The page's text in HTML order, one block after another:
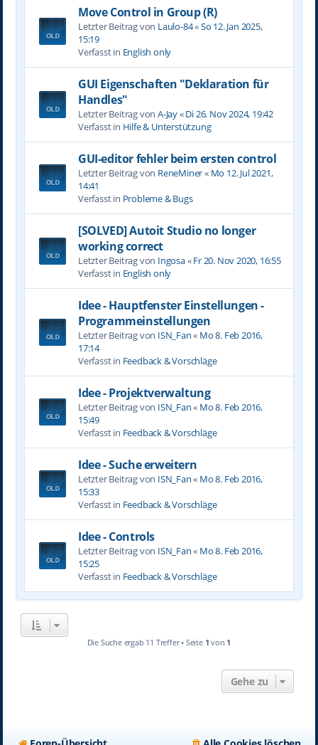
Move Control in Group (R)
Letzter Beitrag von Laulo-84«So 12. Jan 2025,
15:19
Verfasst in English only
GUI Eigenschaften "Deklaration für
Handles"
Letzter Beitrag von A-Jay«Di 26. Nov 2024, 19:42
Verfasst in Hilfe & Unterstützung
GUI-editor fehler beim ersten control
Letzter Beitrag von ReneMiner« Mo 12. Jul 2021,
14:41
Verfasst in Probleme & Bugs
[SOLVED] Autoit Studio no longer
working correct
Letzter Beitrag von Ingosa«Fr 20. Nov 2020, 16:55
Verfasst in English only
Idee - Hauptfenster Einstellungen -
Programmeinstellungen
Letzter Beitrag von ISN_Fan« Mo 8. Feb 2016,
17:14
Verfasst in Feedback & Vorschläge
Idee - Projektverwaltung
Letzter Beitrag von ISN_Fan« Mo 8. Feb 2016,
15:49
Verfasst in Feedback & Vorschläge
Idee - Suche erweitern
Letzter Beitrag von ISN_Fan« Mo 8. Feb 2016,
15:33
Verfasst in Feedback & Vorschläge
Idee - Controls
Letzter Beitrag von ISN_Fan« Mo 8. Feb 2016,
15:25
Verfasst in Feedback & Vorschläge
Die Suche ergab 11 Treffer • Seite 1 von 1
Gehe zu